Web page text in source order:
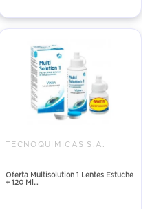
TECNOQUIMICAS S.A.
Oferta Multisolution 1 Lentes Estuche
+ 120 Ml...